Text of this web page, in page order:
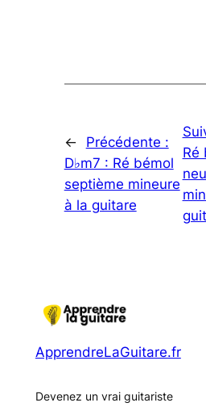
←
Précédente :
D♭m7 : Ré bémol
septième mineure
à la guitare
Ré
ApprendreLaGuitare.fr
Devenez un vrai guitariste